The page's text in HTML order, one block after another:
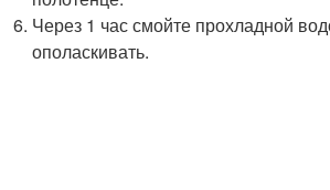
Через 1 час смойте прохладной
ополаскивать.